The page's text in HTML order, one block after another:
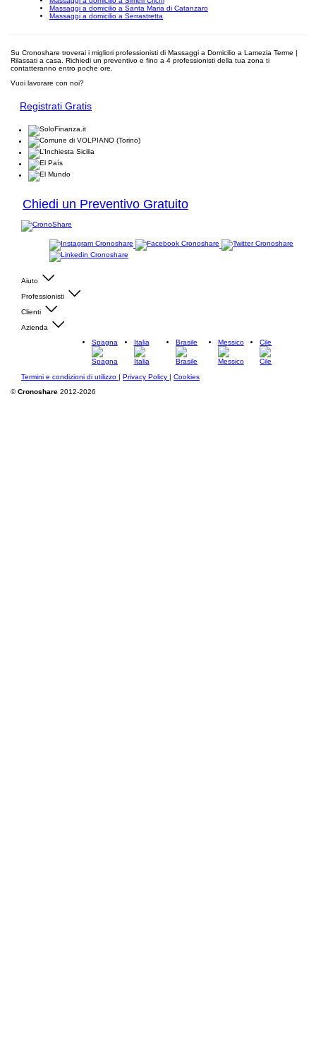
Massaggi a domicilio a Santa Maria di Catanzaro
Massaggi a domicilio a Serrastretta
Su Cronoshare troverai i migliori professionisti di Massaggi a Domicilio a Lamezia Terme |
Rilassati a casa. Richiedi un preventivo e fino a 4 professionisti della tua zona ti
contatteranno entro poche ore.
Vuoi lavorare con noi?
Registrati Gratis
Chiedi un Preventivo Gratuito
Aiuto
Professionisti
Clienti
Azienda
Spagna
Italia Brasile Messico Cile
Termini e condizioni di utilizzo | Privacy Policy | Cookies
©Cronoshare 2012-2026